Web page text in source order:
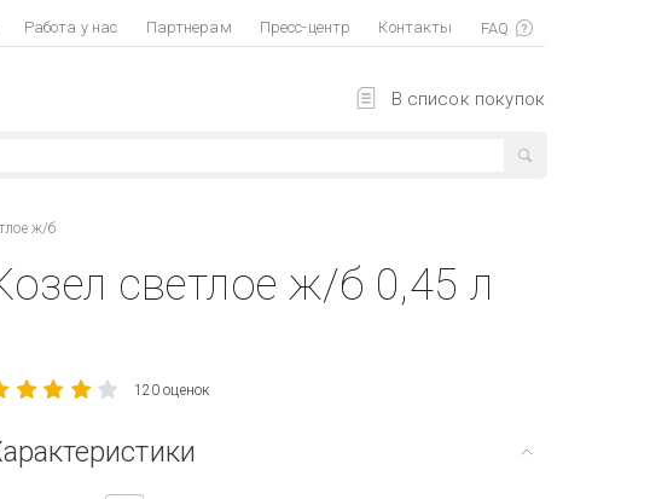
Работа у нас Партнерам Пресс-центр Контакты
В список покупок
ж/б
светлое ж/б 0,45 л
120 оценок